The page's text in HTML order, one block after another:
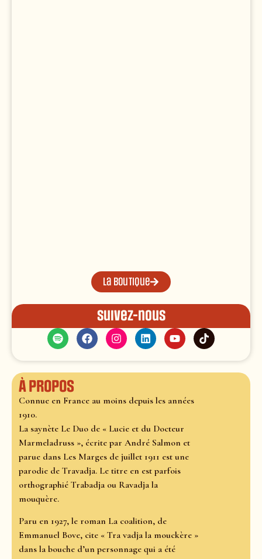
La boutique
Suivez-nous
À propos
Connue en France au moins depuis les années
1910.
La saynète Le Duo de « Lucie et du Docteur
Marmeladruss », écrite par André Salmon et
parue dans Les Marges de juillet 1911 est une
parodie de Travadja. Le titre en est parfois
orthographié Trabadja ou Ravadja la
mouquère.
Paru en 1927, le roman La coalition, de
Emmanuel Bove, cite « Tra vadja la mouckère »
dans la bouche d’un personnage qui a été